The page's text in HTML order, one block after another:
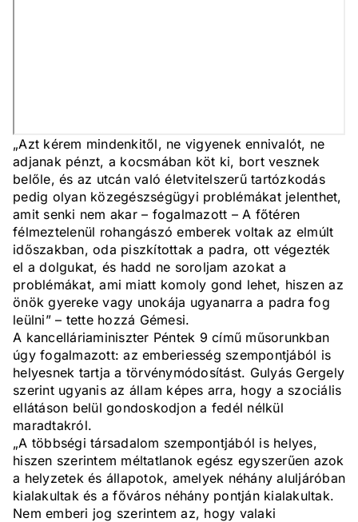
„Azt kérem mindenkitől, ne vigyenek ennivalót, ne
adjanak pénzt, a kocsmában köt ki, bort vesznek
belőle, és az utcán való életvitelszerű tartózkodás
pedig olyan közegészségügyi problémákat jelenthet,
amit senki nem akar – fogalmazott – A főtéren
félmeztelenül rohangászó emberek voltak az elmúlt
időszakban, oda piszkítottak a padra, ott végezték
el a dolgukat, és hadd ne soroljam azokat a
problémákat, ami miatt komoly gond lehet, hiszen az
önök gyereke vagy unokája ugyanarra a padra fog
leülni” – tette hozzá Gémesi.
A kancelláriaminiszter Péntek 9 című műsorunkban
úgy fogalmazott: az emberiesség szempontjából is
helyesnek tartja a törvénymódosítást. Gulyás Gergely
szerint ugyanis az állam képes arra, hogy a szociális
ellátáson belül gondoskodjon a fedél nélkül
maradtakról.
„A többségi társadalom szempontjából is helyes,
hiszen szerintem méltatlanok egész egyszerűen azok
a helyzetek és állapotok, amelyek néhány aluljáróban
kialakultak és a főváros néhány pontján kialakultak.
Nem emberi jog szerintem az, hogy valaki